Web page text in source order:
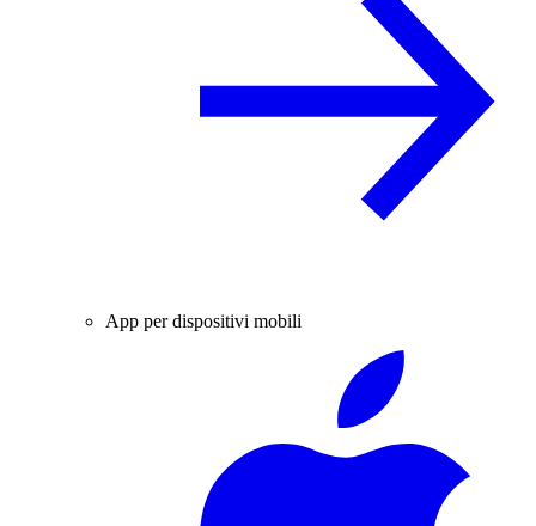
App per dispositivi mobili